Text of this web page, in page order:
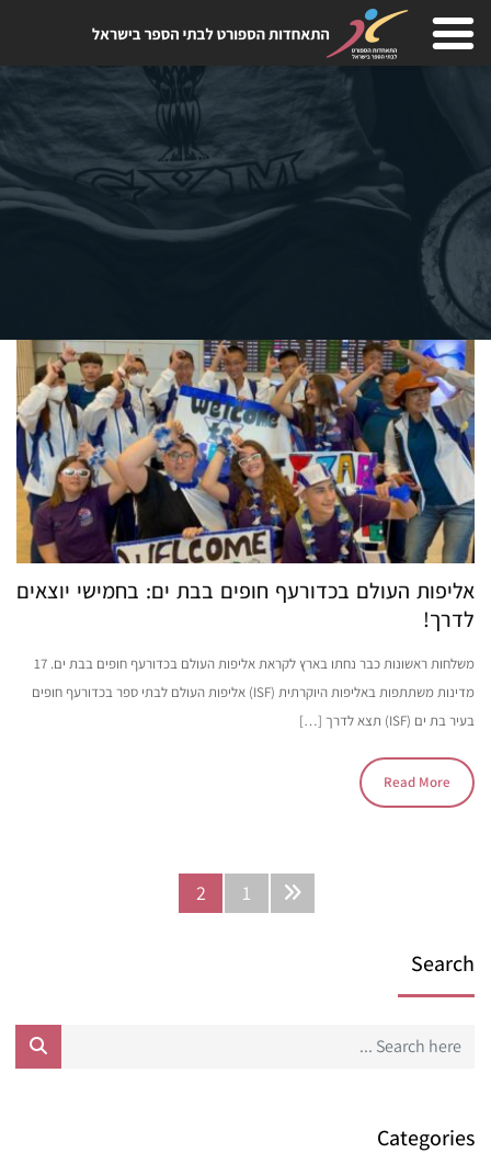
אליפות העולם בכדורעף חופים בבת ים: בחמישי יוצאים
לדרך!
משלחות ראשונות כבר נחתו בארץ לקראת אליפות העולם בכדורעף חופים בבת ים. 17
מדינות משתתפות באליפות היוקרתית (ISF) אליפות העולם לבתי ספר בכדורעף חופים
בעיר בת ים (ISF) תצא לדרך […]
Read More
1
2
Search
Categories